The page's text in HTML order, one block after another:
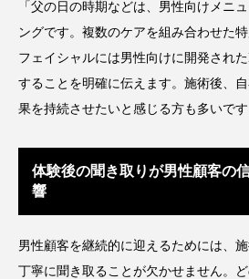
「父の日の時期などは、男性向けメニ
ングです。複数のケアを組み合わせた
フェイシャルには男性向けに開発され
することを明確に伝えます。施術後、
果を持続させたいと感じる方も多いです
体験後の聞き取りが男性顧客の
響
男性顧客を継続的に迎えるためには、
丁寧に聞き取ることが欠かせません。